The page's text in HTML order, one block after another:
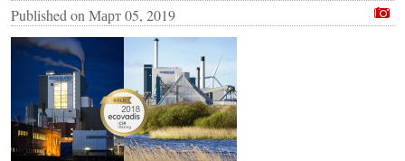
Published on Март 05, 2019